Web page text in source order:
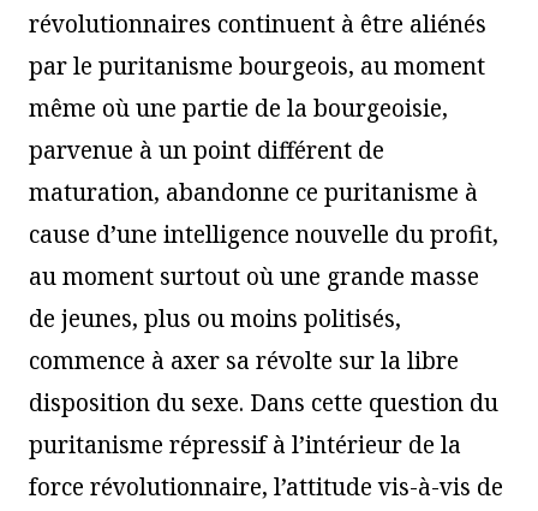
révolutionnaires continuent à être aliénés
par le puritanisme bourgeois, au moment
même où une partie de la bourgeoisie,
parvenue à un point différent de
maturation, abandonne ce puritanisme à
cause d’une intelligence nouvelle du profit,
au moment surtout où une grande masse
de jeunes, plus ou moins politisés,
commence à axer sa révolte sur la libre
disposition du sexe. Dans cette question du
puritanisme répressif à l’intérieur de la
force révolutionnaire, l’attitude vis-à-vis de